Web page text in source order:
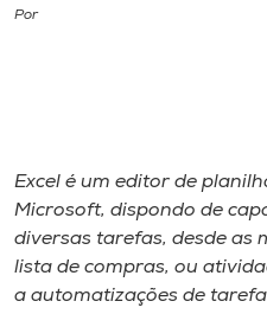
CPA
Biblioteca
Por
Excel é um editor de
Microsoft, dispondo de
diversas tarefas, desde as
lista de compras, ou
a automatizações de